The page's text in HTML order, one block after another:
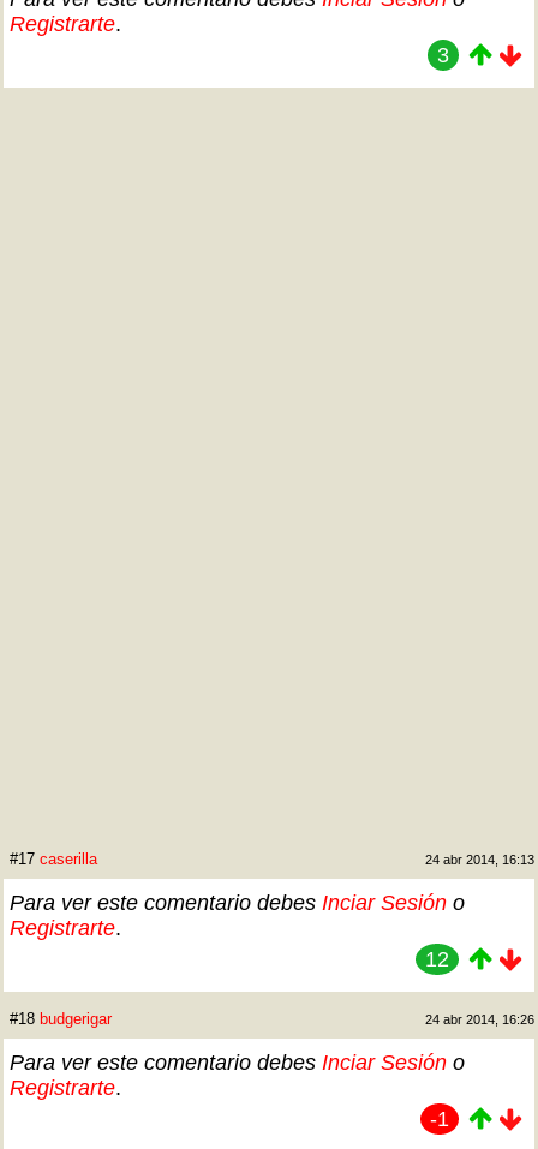
Registrarte.
3
#17 caserilla 24 abr 2014, 16:13
Para ver este comentario debes Inciar Sesión o
Registrarte.
12
#18 budgerigar 24 abr 2014, 16:26
Para ver este comentario debes Inciar Sesión o
Registrarte.
-1